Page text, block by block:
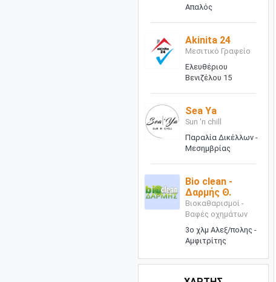
Απαλός
Akinita 24
Μεσιτικό Γραφείο
Ελευθέριου
Βενιζέλου 15
Sea Ya
Sun 'n chill
Παραλία Δικέλλων -
Μεσημβρίας
Bio clean -
Δαρμής Θ.
Βιοκαθαρισμοί -
Βαφές οχημάτων
3ο χλμ Αλεξ/πολης -
Αμφιτρίτης